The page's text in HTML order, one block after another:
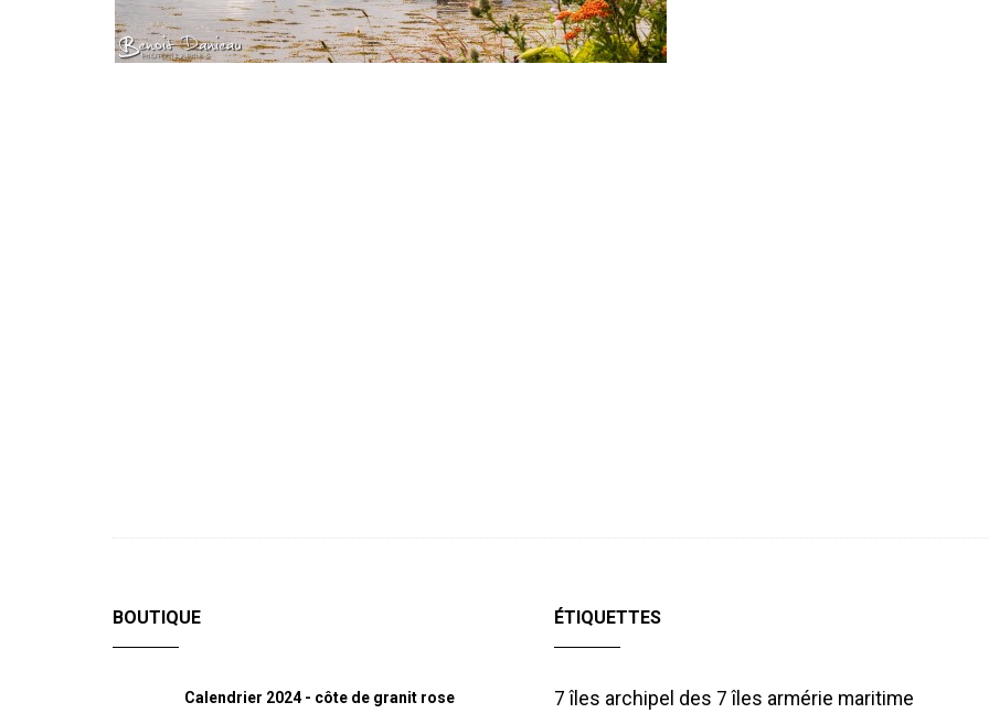
BOUTIQUE
Calendrier 2024 - côte de granit rose
ÉTIQUETTES
7 îles archipel des 7 îles armérie maritime